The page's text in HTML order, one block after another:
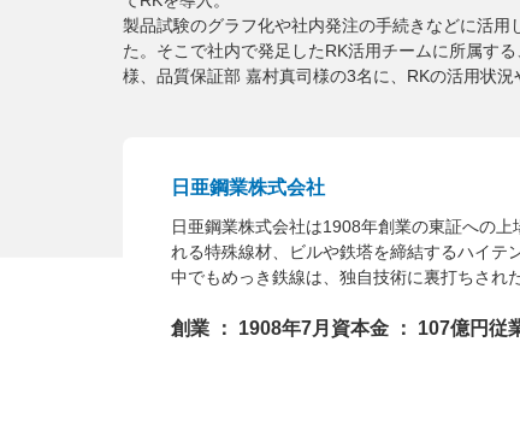
製品試験のグラフ化や社内発注の手続きなどに活用
た。そこで社内で発足したRK活用チームに所属す
様、品質保証部 嘉村真司様の3名に、RKの活用状況
日亜鋼業株式会社
日亜鋼業株式会社は1908年創業の東証への
れる特殊線材、ビルや鉄塔を締結するハイテ
中でもめっき鉄線は、独自技術に裏打ちされ
創業 ： 1908年7月 資本金 ： 107億円従